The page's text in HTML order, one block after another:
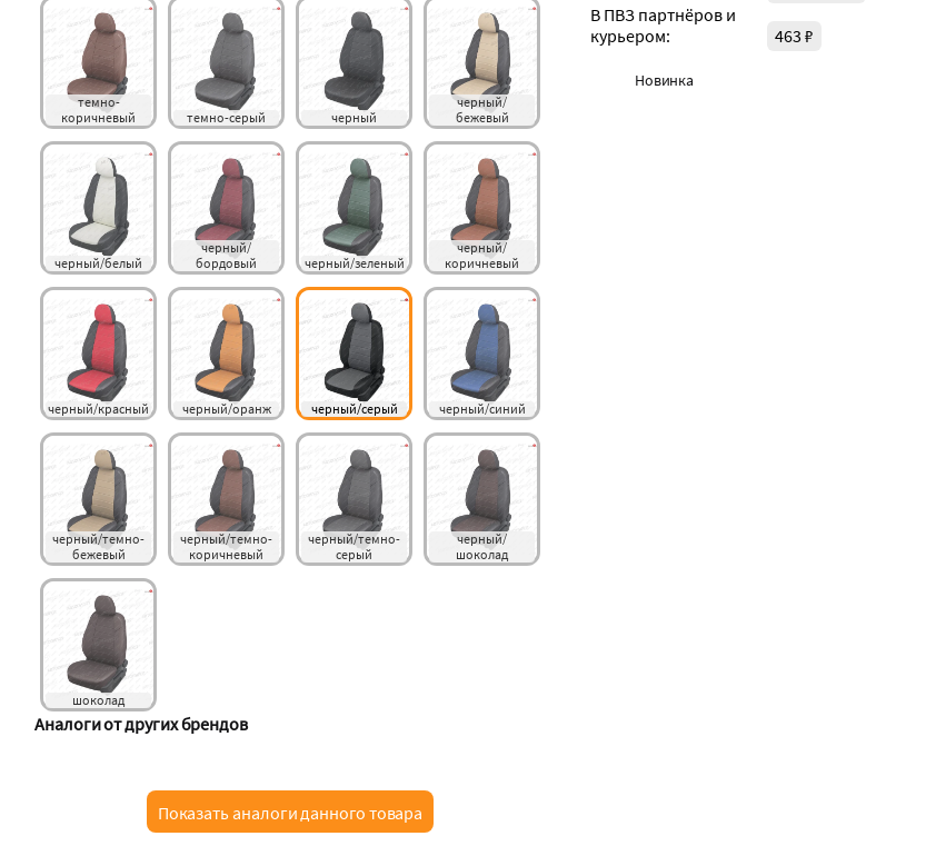
темно-
коричневый
темно-серый черный
черный/
бежевый
черный/белый
черный/
бордовый
черный/зеленый
черный/
коричневый
черный/красный черный/оранж черный/серый черный/синий
черный/темно-
бежевый
черный/темно-
коричневый
черный/темно-
серый
черный/
шоколад
шоколад
Аналоги от других брендов
Показать аналоги данного товара
В ПВЗ партнёров и
курьером:
463 ₽
Новинка